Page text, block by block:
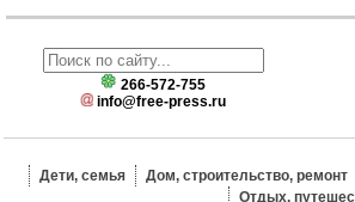
266-572-755
info@free-press.ru
Дети, семья Дом, строительство, ремонт
Отдых,